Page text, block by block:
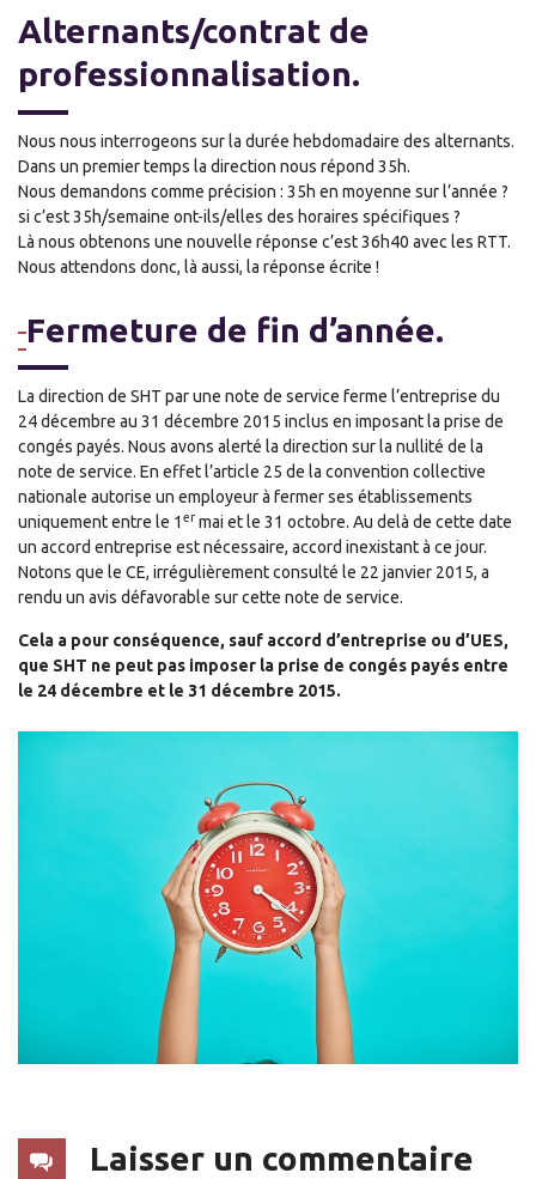
Alternants/contrat de
professionnalisation.
Nous nous interrogeons sur la durée hebdomadaire des alternants.
Dans un premier temps la direction nous répond 35h.
Nous demandons comme précision : 35h en moyenne sur l’année ?
si c’est 35h/semaine ont-ils/elles des horaires spécifiques ?
Là nous obtenons une nouvelle réponse c’est 36h40 avec les RTT.
Nous attendons donc, là aussi, la réponse écrite !
Fermeture de fin d’année.
La direction de SHT par une note de service ferme l’entreprise du
24 décembre au 31 décembre 2015 inclus en imposant la prise de
congés payés. Nous avons alerté la direction sur la nullité de la
note de service. En effet l’article 25 de la convention collective
nationale autorise un employeur à fermer ses établissements
uniquement entre le 1 er mai et le 31 octobre. Au delà de cette date
un accord entreprise est nécessaire, accord inexistant à ce jour.
Notons que le CE, irrégulièrement consulté le 22 janvier 2015, a
rendu un avis défavorable sur cette note de service.
Cela a pour conséquence, sauf accord d’entreprise ou d’UES,
que SHT ne peut pas imposer la prise de congés payés entre
le 24 décembre et le 31 décembre 2015.
Laisser un commentaire